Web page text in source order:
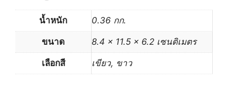
น้ำหนัก 0.36 กก.
ขนาด 8.4 × 11.5 × 6.2 เซนติเมตร
เลือกสี เขียว, ขาว